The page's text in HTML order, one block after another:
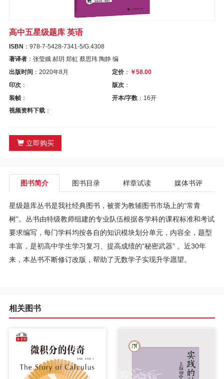
专
区
高中五星级题库 英语
ISBN ：978-7-5428-7341-5/G.4308
著译者 ：张莹娥 郝玥 郑虹 蔡思玮 陶静 编
出版时间 ：2020年8月 定价： ￥58.00
印次 ： 版次：
装帧 ： 开本/字数：16开
视频资料下载 ：
立即购买
图书简介 图书目录 样章试读 媒体书评
星级题库丛书是我社经典图书，被誉为教辅图书市场上的“常青
树”。丛书由特级教师组建的专业队伍根据各学科的课程标准和考试
要求编写，每门学科均按各自的知识模块划分单元，内容全，题型
丰富，是初高中学生学习复习、提高成绩的“秘密武器” 。近30年
来，本丛书不断修订改版，帮助了无数学子实现升学愿望。
相关图书